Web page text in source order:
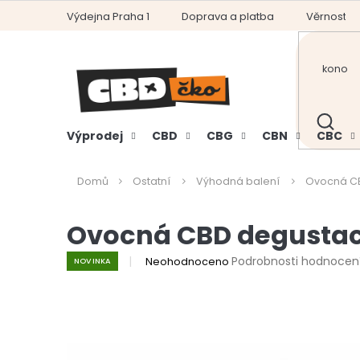
Výdejna Praha 1 Doprava a platba Věrnostní
HLEDAT
Výprodej CBD CBG CBN CBC
Domů Ostatní Výhodná balení Ovocná
Ovocná CBD
NOVINKA
Průměrné
Neohodnoceno Podrobnosti